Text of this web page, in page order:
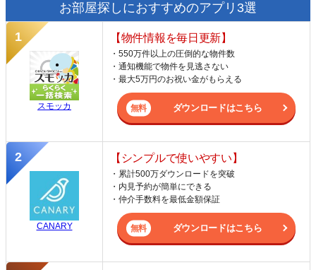
お部屋探しにおすすめのアプリ3選
スモッカ
【物件情報を毎日更新】
・550万件以上の圧倒的な物件数
・通知機能で物件を見逃さない
・最大5万円のお祝い金がもらえる
ダウンロードはこちら
CANARY
【シンプルで使いやすい】
・累計500万ダウンロードを突破
・内見予約が簡単にできる
・仲介手数料を最低金額保証
ダウンロードはこちら